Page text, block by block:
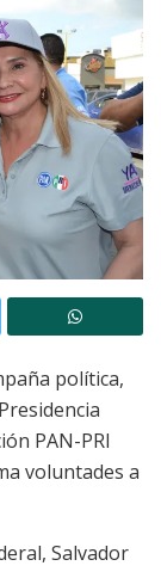
política,
PAN-PRI
voluntades a
Salvador